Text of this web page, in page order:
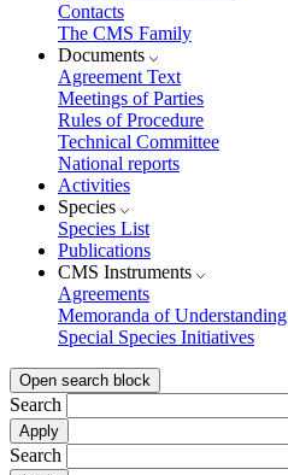
Contacts
The CMS Family
Documents
Agreement Text
Meetings of Parties
Rules of Procedure
Technical Committee
National reports
Activities
Species
Species List
Publications
CMS Instruments
Agreements
Memoranda of Understanding
Special Species Initiatives
Open search block
Search
Search